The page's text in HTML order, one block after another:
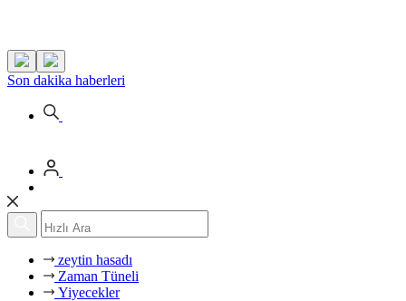
Son dakika haberleri
zeytin hasadı
Zaman Tüneli
Yiyecekler